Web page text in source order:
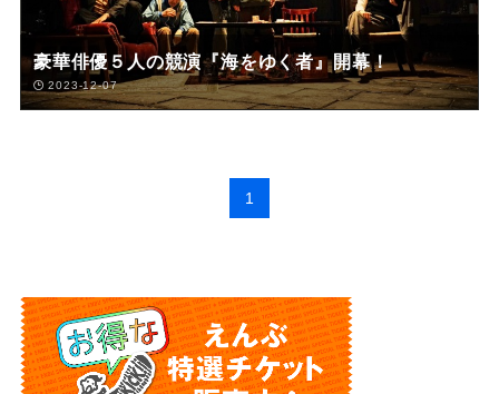
豪華俳優５人の競演『海をゆく者』開幕！
2023-12-07
1